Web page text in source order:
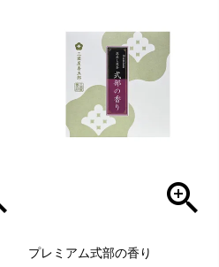
プレミアム式部の香り